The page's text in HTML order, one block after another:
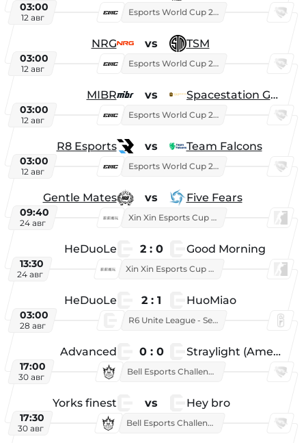
03:00
12 авг
Esports World Cup 2026
NRG vs TSM
03:00
12 авг
Esports World Cup 2026
MIBR vs Spacestation Gaming
03:00
12 авг
Esports World Cup 2026
R8 Esports vs Team Falcons
03:00
12 авг
Esports World Cup 2026
Gentle Mates vs Five Fears
09:40
24 авг
Xin Xin Esports Cup 2025
HeDuoLe 2 : 0 Good Morning
13:30
24 авг
Xin Xin Esports Cup 2026
HeDuoLe 2 : 1 HuoMiao
03:00
28 авг
R6 Unite League - Season 1
Advanced 0 : 0 Straylight (American team)
17:00
30 авг
Bell Esports Challenge 2026
Yorks finest vs Hey bro
17:30
30 авг
Bell Esports Challenge 2026